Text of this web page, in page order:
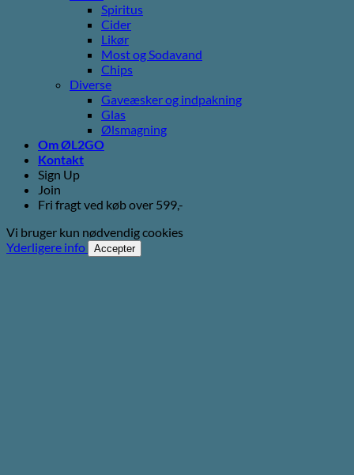
Spiritus
Cider
Likør
Most og Sodavand
Chips
Diverse
Gaveæsker og indpakning
Glas
Ølsmagning
Om ØL2GO
Kontakt
Sign Up
Join
Fri fragt ved køb over 599,-
Vi bruger kun nødvendig cookies
Yderligere info
Accepter